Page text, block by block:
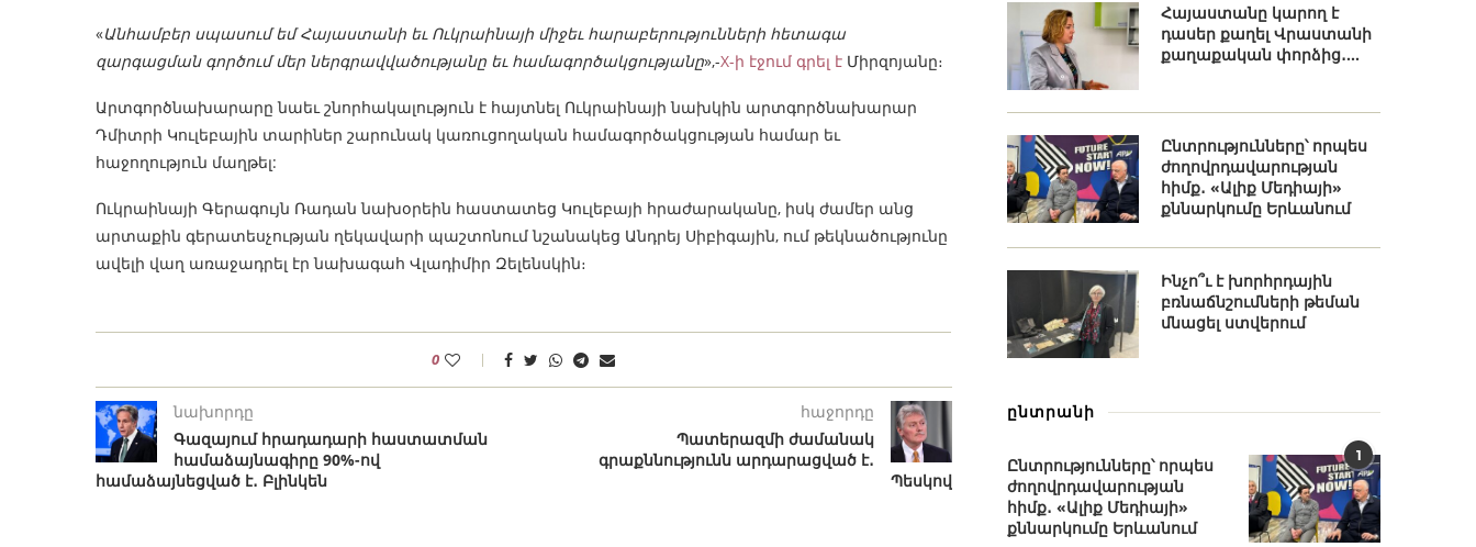
«Անհամբեր սպասում եմ Հայաստանի եւ Ուկրաինայի միջեւ հարաբերությունների հետագա
զարգացման գործում մեր ներգրավվածությանը եւ համագործակցությանը»,-X-ի էջում գրել է Միրզոյանը։
Արտգործնախարարը նաեւ շնորհակալություն է հայտնել Ուկրաինայի նախկին արտգործնախարար
Դմիտրի Կուլեբային տարիներ շարունակ կառուցողական համագործակցության համար եւ
հաջողություն մաղթել:
Ուկրաինայի Գերագույն Ռադան նախօրեին հաստատեց Կուլեբայի հրաժարականը, իսկ ժամեր անց
արտաքին գերատեսչության ղեկավարի պաշտոնում նշանակեց Անդրեյ Սիբիգային, ում թեկնածությունը
ավելի վաղ առաջադրել էր նախագահ Վլադիմիր Զելենսկին։
0
նախորդը
Գազայում հրադադարի հաստատման
համաձայնագիրը 90%-ով
համաձայնեցված է․ Բլինկեն
հաջորդը
Պատերազմի ժամանակ
գրաքննությունն արդարացված է․
Պեսկով
Հայաստանը կարող է
դասեր քաղել Վրաստանի
քաղաքական փորձից․...
Ընտրությունները՝ որպես
ժողովրդավարության
հիմք․ «Ալիք Մեդիայի»
քննարկումը Երևանում
Ինչո՞ւ է խորհրդային
բռնաճնշումների թեման
մնացել ստվերում
ընտրանի
1
Ընտրությունները՝ որպես
ժողովրդավարության
հիմք․ «Ալիք Մեդիայի»
քննարկումը Երևանում